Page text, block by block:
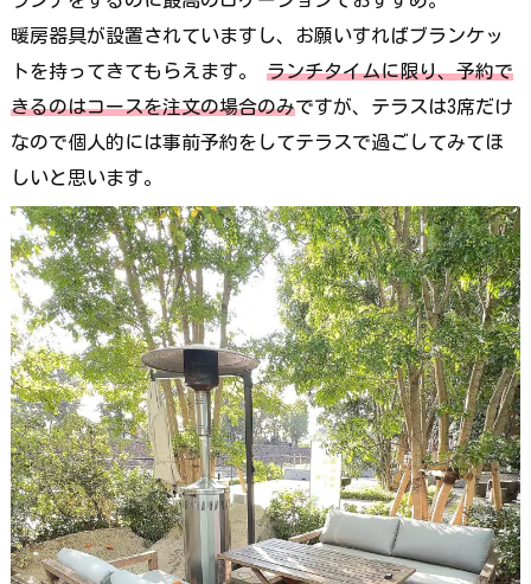
暖房器具が設置されていますし、お願いすればブランケッ
トを持ってきてもらえます。 ランチタイムに限り、予約で
きるのはコースを注文の場合のみですが、テラスは3席だけ
なので個人的には事前予約をしてテラスで過ごしてみてほ
しいと思います。